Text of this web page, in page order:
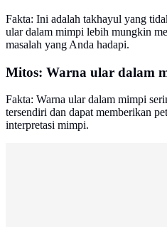
Fakta: Ini adalah takhayul yang
ular dalam mimpi lebih mungkin
masalah yang Anda hadapi.
Mitos: Warna ular dalam
Fakta: Warna ular dalam mimpi
tersendiri dan dapat memberikan
interpretasi mimpi.